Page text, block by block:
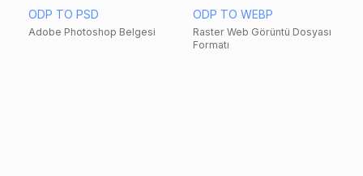
ODP TO PSD
Adobe Photoshop Belgesi
ODP TO WEBP
Raster Web Görüntü Dosyası
Formatı